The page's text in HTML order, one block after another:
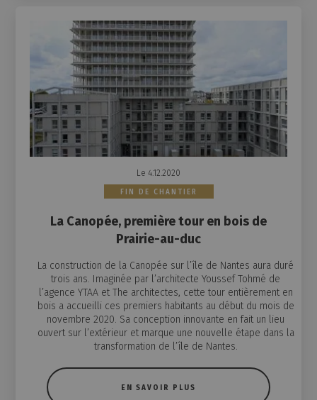
Le 4.12.2020
FIN DE CHANTIER
La Canopée, première tour en bois de
Prairie-au-duc
La construction de la Canopée sur l’île de Nantes aura duré
trois ans. Imaginée par l’architecte Youssef Tohmé de
l’agence YTAA et The architectes, cette tour entièrement en
bois a accueilli ces premiers habitants au début du mois de
novembre 2020. Sa conception innovante en fait un lieu
ouvert sur l’extérieur et marque une nouvelle étape dans la
transformation de l’île de Nantes.
EN SAVOIR PLUS